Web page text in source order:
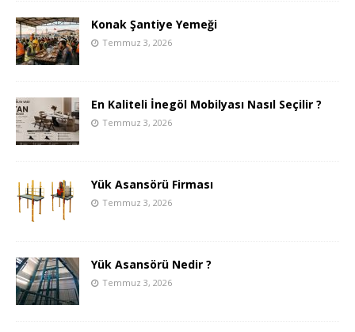
Konak Şantiye Yemeği
Temmuz 3, 2026
En Kaliteli İnegöl Mobilyası Nasıl Seçilir ?
Temmuz 3, 2026
Yük Asansörü Firması
Temmuz 3, 2026
Yük Asansörü Nedir ?
Temmuz 3, 2026